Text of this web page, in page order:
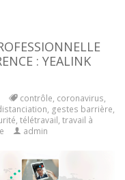
: YEALINK
contrôle, coronavirus,
, gestes barrière,
, télétravail, travail à
admin